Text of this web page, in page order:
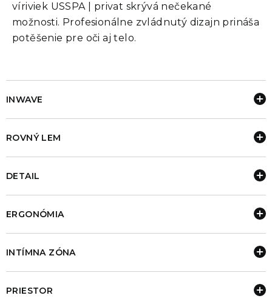
víriviek USSPA | privat skrývá nečekané
možnosti. Profesionálne zvládnutý dizajn prináša
potěšenie pre oči aj telo.
INWAVE
ROVNÝ LEM
DETAIL
ERGONÓMIA
INTÍMNA ZÓNA
PRIESTOR